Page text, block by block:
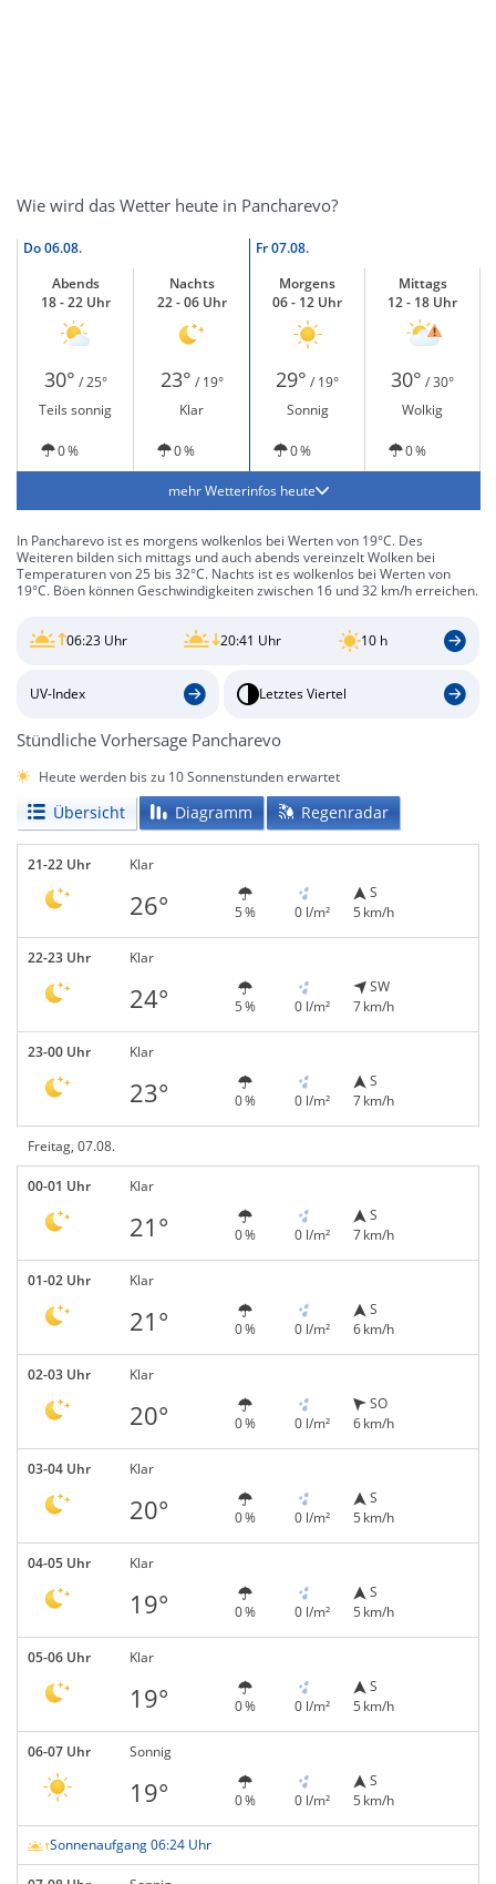
Wie wird das Wetter heute in Pancharevo?
Do06.08. Fr07.08.
Abends
18 - 22 Uhr
Nachts
22 - 06 Uhr
Morgens
06 - 12 Uhr
Mittags
12 - 18 Uhr
30° / 25° 23° / 19° 29° / 19° 30° / 30°
Teils sonnig
Klar Sonnig Wolkig
0 % 0 % 0 % 0 %
mehr Wetterinfos heute
In Pancharevo ist es morgens wolkenlos bei Werten von 19°C. Des
Weiteren bilden sich mittags und auch abends vereinzelt Wolken bei
Temperaturen von 25 bis 32°C. Nachts ist es wolkenlos bei Werten von
19°C. Böen können Geschwindigkeiten zwischen 16 und 32 km/h erreichen.
06:23 Uhr 20:41 Uhr 10 h
UV-Index Letztes Viertel
Stündliche Vorhersage Pancharevo
Heute werden bis zu 10 Sonnenstunden erwartet
Übersicht Diagramm Regenradar
21-22 Uhr Klar
26° 5 % 0 l/m²
S
5 km/h
22-23 Uhr Klar
24° 5 % 0 l/m²
SW
7 km/h
23-00 Uhr Klar
23° 0 % 0 l/m²
S
7 km/h
Freitag, 07.08.
00-01 Uhr Klar
21° 0 % 0 l/m²
S
7 km/h
01-02 Uhr Klar
21° 0 % 0 l/m²
S
6 km/h
02-03 Uhr Klar
20° 0 % 0 l/m²
SO
6 km/h
03-04 Uhr Klar
20° 0 % 0 l/m²
S
5 km/h
04-05 Uhr Klar
19° 0 % 0 l/m²
S
5 km/h
05-06 Uhr Klar
19° 0 % 0 l/m²
S
5 km/h
06-07 Uhr Sonnig
19° 0 % 0 l/m²
S
5 km/h
Sonnenaufgang 06:24 Uhr